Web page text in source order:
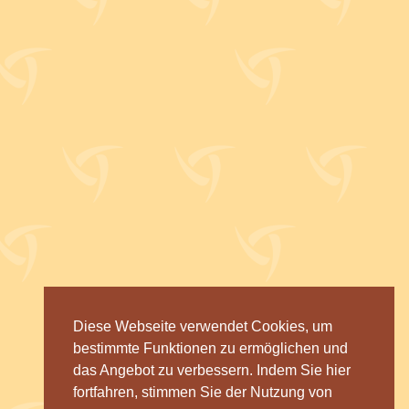
Diese Webseite verwendet Cookies, um
bestimmte Funktionen zu ermöglichen und
das Angebot zu verbessern. Indem Sie hier
fortfahren, stimmen Sie der Nutzung von